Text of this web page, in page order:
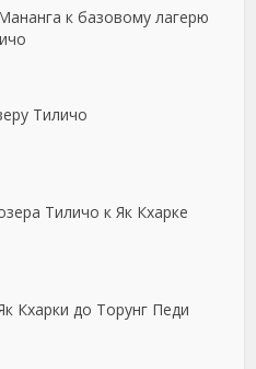
к базовому лагерю
Тиличо
Тиличо к Як Кхарке
Кхарки до Торунг Педи